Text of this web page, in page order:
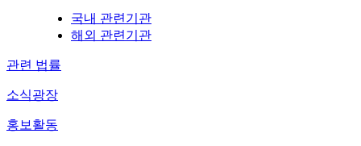
국내 관련기관
해외 관련기관
관련 법률
소식광장
홍보활동